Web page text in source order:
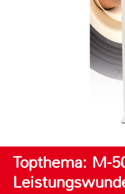
Topthema: M-